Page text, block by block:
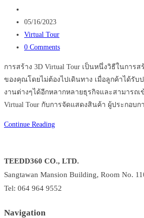
author:
Post
published:
05/16/2023
Post
category:
Virtual Tour
Post
0 Comments
การสร้าง 3D Virtual Tour เป็นหนึ่งวิธีในกา
ของคุณโดยไม่ต้องไปเดินทาง เมื่อลูกค้าได้รั
งานต่างๆได้อีกหลากหลายธุรกิจและสามารถ
Virtual Tour กับการจัดแสดงสินค้า ผู้ประกอบ
Continue Readingมี
บ้าง
ที่
จำเป็น
TEEDD360 CO., LTD.
Sangtawan Mansion Building, Room No.
Tel: 064 964 9552
Navigation